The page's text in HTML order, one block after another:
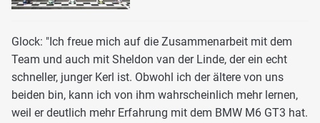
Glock: "Ich freue mich auf die Zusammenarbeit mit dem
Team und auch mit Sheldon van der Linde, der ein echt
schneller, junger Kerl ist. Obwohl ich der ältere von uns
beiden bin, kann ich von ihm wahrscheinlich mehr lernen,
weil er deutlich mehr Erfahrung mit dem BMW M6 GT3 hat.